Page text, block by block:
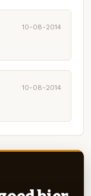
10-08-2014
10-08-2014